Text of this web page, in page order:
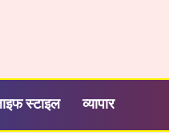
स्टाइल व्यापार